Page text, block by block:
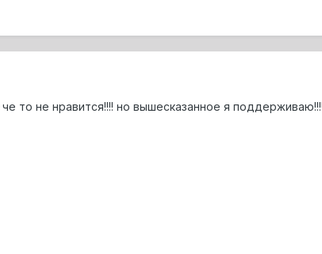
то не нравится!!!! но вышесказанное я